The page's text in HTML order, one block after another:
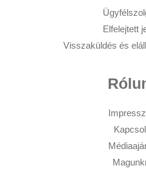
Elfelejtett
Visszaküldés és